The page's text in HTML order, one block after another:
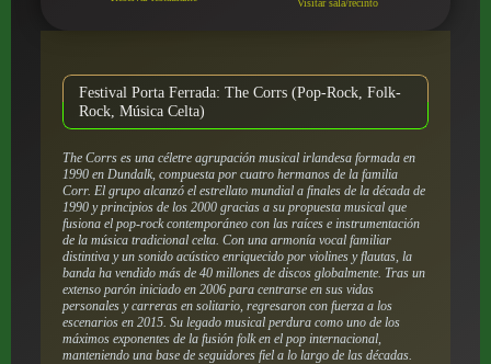
Visitar sala/recinto
Festival Porta Ferrada: The Corrs (Pop-Rock, Folk-
Rock, Música Celta)
The Corrs es una céletre agrupación musical irlandesa formada en
1990 en Dundalk, compuesta por cuatro hermanos de la familia
Corr. El grupo alcanzó el estrellato mundial a finales de la década de
1990 y principios de los 2000 gracias a su propuesta musical que
fusiona el pop-rock contemporáneo con las raíces e instrumentación
de la música tradicional celta. Con una armonía vocal familiar
distintiva y un sonido acústico enriquecido por violines y flautas, la
banda ha vendido más de 40 millones de discos globalmente. Tras un
extenso parón iniciado en 2006 para centrarse en sus vidas
personales y carreras en solitario, regresaron con fuerza a los
escenarios en 2015. Su legado musical perdura como uno de los
máximos exponentes de la fusión folk en el pop internacional,
manteniendo una base de seguidores fiel a lo largo de las décadas.